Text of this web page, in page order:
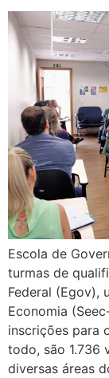
Escola de
turmas de
Federal (Egov),
Economia
inscrições para
todo, são 1.736
diversas áreas